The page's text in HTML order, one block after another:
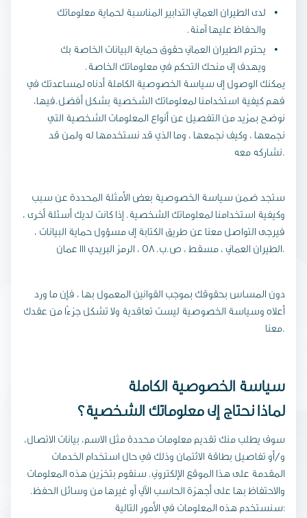
لدى الطيران العماني التدابير المناسبة لحماية معلوماتك
والحفاظ عليها آمنة.
يحترم الطيران العماني حقوق حماية البيانات الخاصة بك
ويهدف إلى منحك التحكم في معلوماتك الخاصة.
يمكنك الوصول إلى سياسة الخصوصية الكاملة أدناه لمساعدتك في
فهم كيفية استخدامنا لمعلوماتك الشخصية بشكل أفضل.فيها،
نوضح بمزيد من التفصيل عن أنواع المعلومات الشخصية التي
نجمعها ، وكيف نجمعها ، وما الذي قد نستخدمها له ولمن قد
نشاركه معه.
ستجد ضمن سياسة الخصوصية بعض الأمثلة المحددة عن سبب
وكيفية استخدامنا لمعلوماتك الشخصية. إذا كانت لديك أسئلة أخرى ،
فيرجى التواصل معنا عن طريق الكتابة إلى مسؤول حماية البيانات ،
الطيران العماني ، مسقط ، ص.ب. 58 ، الرمز البريدي 111 عمان.
دون المساس بحقوقك بموجب القوانين المعمول بها ، فإن ما ورد
أعلاه وسياسة الخصوصية ليست تعاقدية ولا تشكل جزءًا من عقدك
معنا.
سياسة الخصوصية الكاملة
لماذا نحتاج إلى معلوماتك الشخصية؟
سوف يطلب منك تقديم معلومات محددة مثل الاسم، بيانات الاتصال،
و/أو تفاصيل بطاقة الائتمان وذلك في حال استخدام الخدمات
المقدمة على هذا الموقع الإلكتروني. سنقوم بتخزين هذه المعلومات
والاحتفاظ بها على أجهزة الحاسب الآلي أو غيرها من وسائل الحفظ.
سنستخدم هذه المعلومات في الأمور التالية: